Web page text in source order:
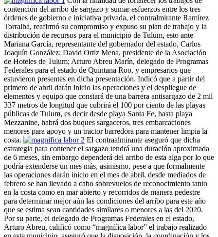
contención del arribo de sargazo y sumar esfuerzos entre los tres
órdenes de gobierno e iniciativa privada, el contralmirante Ramírez
Torralba, reafirmó su compromiso y expuso su plan de trabajo y la
distribución de recursos para el municipio de Tulum, esto ante
Mariana García, representante del gobernador del estado, Carlos
Joaquín González; David Ortiz Mena, presidente de la Asociación
de Hoteles de Tulum; Arturo Abreu Marín, delegado de Programas
Federales para el estado de Quintana Roo, y empresarios que
estuvieron presentes en dicha presentación. Indicó que a partir del
primero de abril darán inicio las operaciones y el despliegue de
elementos y equipo que constará de una barrera antisargazo de 2 mil
337 metros de longitud que cubrirá el 100 por ciento de las playas
públicas de Tulum, es decir desde playa Santa Fe, hasta playa
Mezzanine, habrá dos buques sargaceros, tres embarcaciones
menores para apoyo y un tractor barredora para mantener limpia la
costa.
El contraalmirante aseguró que dicha
estrategia para contener el sargazo tendrá una duración aproximada
de 6 meses, sin embargo dependerá del arribo de esta alga por lo que
podría extenderse un mes más, asimismo, pese a que formalmente
las operaciones darán inicio en el mes de abril, desde mediados de
febrero se han llevado a cabo sobrevuelos de reconocimiento tanto
en la costa como en mar abierto y recorridos de manera pedestre
para determinar mejor aún las condiciones del arribo para este año
que se estima sean cantidades similares o menores a las del 2020.
Por su parte, el delegado de Programas Federales en el estado,
Arturo Abreu, calificó como “magnífica labor” el trabajo realizado